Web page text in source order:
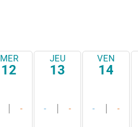
MER
12
-
JEU
13
- -
VEN
14
- -